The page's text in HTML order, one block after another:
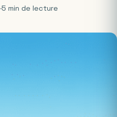
·5 min de lecture